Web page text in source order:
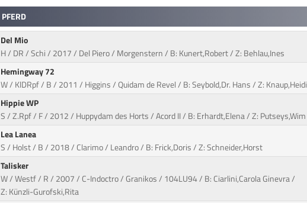
PFERD
Del Mio
H / DR / Schi / 2017 / Del Piero / Morgenstern / B: Kunert,Robert / Z: Behlau,Ines
Hemingway 72
W / KlDRpf / B / 2011 / Higgins / Quidam de Revel / B: Seybold,Dr. Hans / Z: Knaup,Heidi
Hippie WP
S / Z.Rpf / F / 2012 / Huppydam des Horts / Acord II / B: Erhardt,Elena / Z: Putseys,Wim
Lea Lanea
S / Holst / B / 2018 / Clarimo / Leandro / B: Frick,Doris / Z: Schneider,Horst
Talisker
W / Westf / R / 2007 / C-Indoctro / Granikos / 104LU94 / B: Ciarlini,Carola Ginevra /
Z: Künzli-Gurofski,Rita